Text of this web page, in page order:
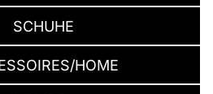
SCHUHE
HOME